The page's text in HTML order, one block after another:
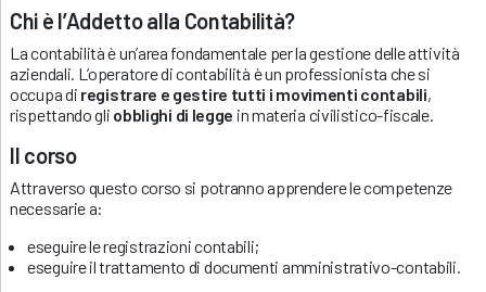
Chi è l’Addetto alla Contabilità?
La contabilità è un’area fondamentale per la gestione delle attività
aziendali. L’operatore di contabilità è un professionista che si
occupa di registrare e gestire tutti i movimenti contabili,
rispettando gli obblighi di legge in materia civilistico-fiscale.
Il corso
Attraverso questo corso si potranno apprendere le competenze
necessarie a:
eseguire le registrazioni contabili;
eseguire il trattamento di documenti amministrativo-contabili.